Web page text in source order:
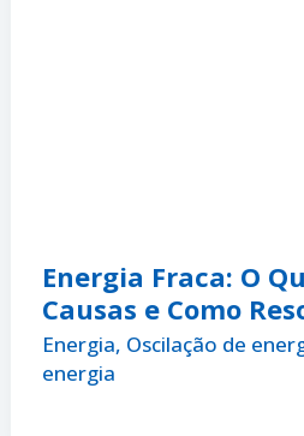
Energia Fraca: O
Causas e Como
Energia, Oscilação de
energia